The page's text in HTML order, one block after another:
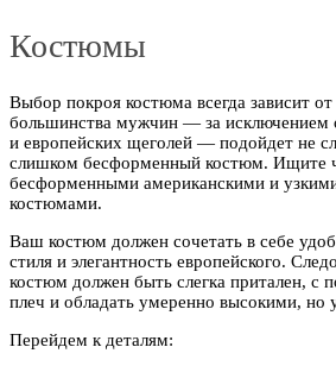
Костюмы
Выбор покроя костюма всегда зависит
большинства мужчин — за исключением
и европейских щеголей — подойдет не
слишком бесформенный костюм. Ищите
бесформенными американскими и
костюмами.
Ваш костюм должен сочетать в себе
стиля и элегантность европейского.
костюм должен быть слегка притален, с
плеч и обладать умеренно высокими,
Перейдем к деталям: